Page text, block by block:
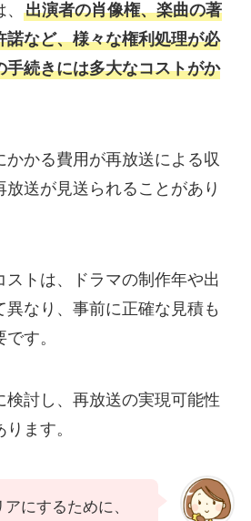
出演者の肖像権、楽曲の著
諾など、様々な権利処理が必
手続きには多大なコストがか
かる費用が再放送による収
送が見送られることがあり
ストは、ドラマの制作年や出
なり、事前に正確な見積も
す。
検討し、再放送の実現可能性
ます。
にするために、